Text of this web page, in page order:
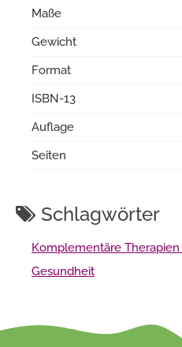
Maße
Gewicht
Format
ISBN-13
Auflage
Seiten
Schlagwörter
Komplementäre
Gesundheit